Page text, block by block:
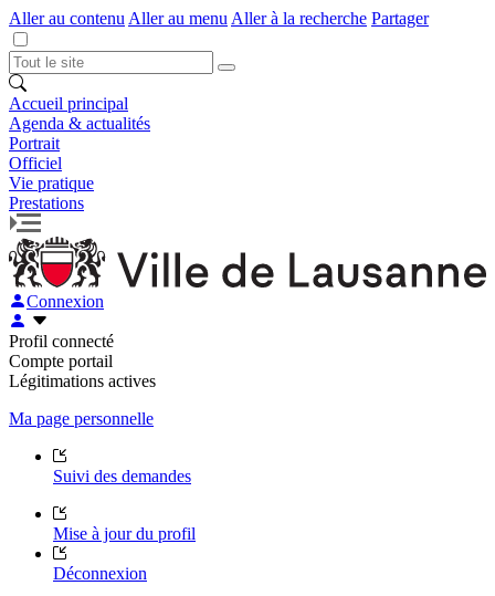
Aller au contenu Aller au menu Aller à la recherche Partager
Accueil principal
Agenda & actualités
Portrait
Officiel
Vie pratique
Prestations
Connexion
Profil connecté
Compte portail
Légitimations actives
Ma page personnelle
Suivi des demandes
Mise à jour du profil
Déconnexion